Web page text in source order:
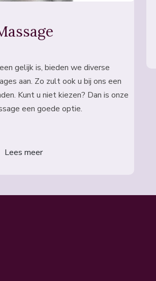
gelijk is, bieden we diverse
aan. Zo zult ook u bij ons een
Kunt u niet kiezen? Dan is onze
een goede optie.
Lees meer